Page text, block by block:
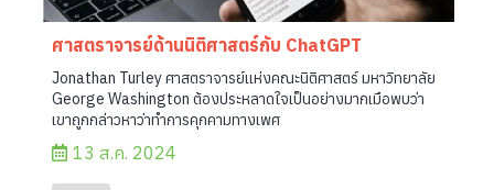
ศาสตราจารย์ด้านนิติศาสตร์กับ ChatGPT
Jonathan Turley ศาสตราจารย์แห่งคณะนิติศาสตร์ มหาวิทยาลัย
George Washington ต้องประหลาดใจเป็นอย่างมากเมือพบว่า
เขาถูกกล่าวหาว่าทำการคุกคามทางเพศ
13 ส.ค. 2024